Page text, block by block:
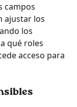
campos
ajustar los
los
qué roles
acceso para